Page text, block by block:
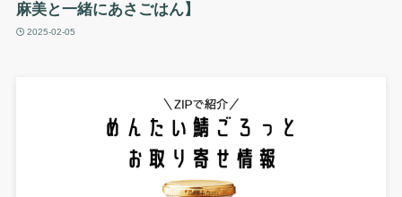
麻美と一緒にあさごはん】
2025-02-05